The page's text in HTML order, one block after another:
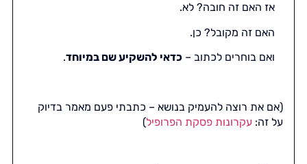
אז האם זה חובה? לא.
האם זה מקובל? כן.
ואם בוחרים לכתוב –כדאי להשקיע שם במיוחד.
(אם את רוצה להעמיק בנושא – כתבתי פעם מאמר בדיוק
על זה: עקרונות פסקת הפרופיל)